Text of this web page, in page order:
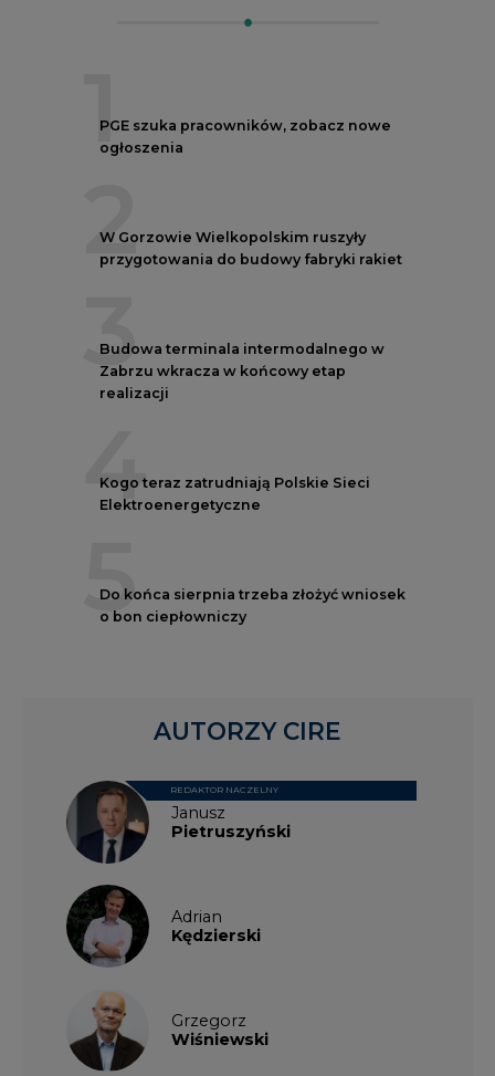
1
PGE szuka pracowników, zobacz nowe
ogłoszenia
2
W Gorzowie Wielkopolskim ruszyły
przygotowania do budowy fabryki rakiet
3
Budowa terminala intermodalnego w
Zabrzu wkracza w końcowy etap
realizacji
4
Kogo teraz zatrudniają Polskie Sieci
Elektroenergetyczne
5
Do końca sierpnia trzeba złożyć wniosek
o bon ciepłowniczy
Janusz
Pietruszyński
REDAKTOR NACZELNY
Adrian
Kędzierski
Grzegorz
Wiśniewski
AUTORZY CIRE